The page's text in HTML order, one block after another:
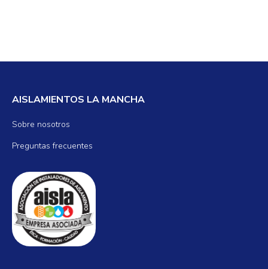
AISLAMIENTOS LA MANCHA
Sobre nosotros
Preguntas frecuentes